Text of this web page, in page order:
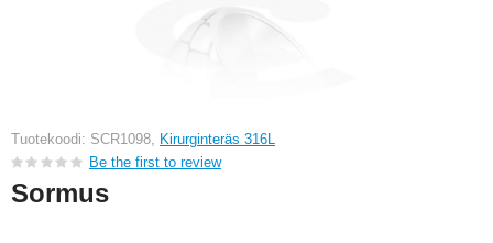
Tuotekoodi: SCR1098, Kirurginteräs 316L
Be the first to review
Sormus